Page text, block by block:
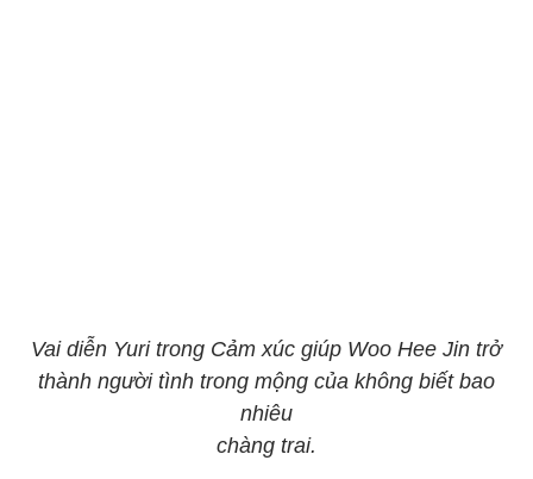
Vai diễn Yuri trong Cảm xúc giúp Woo Hee Jin trở
thành người tình trong mộng của không biết bao
nhiêu
chàng trai.